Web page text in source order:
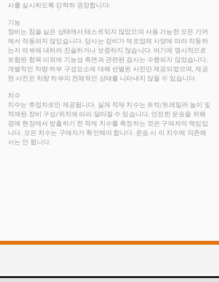
사를 실시하도록 강력히 권장합니다.
기능
장비는 짐을 실은 상태에서 테스트되지 않았으며 사용 가능한 모든 기어
에서 작동되지 않았습니다. 당사는 장비가 제조업체 사양에 따라 작동하
는지 여부에 대하여 진술하거나 보증하지 않습니다. 여기에 명시적으로
포함된 항목 이외에 기능성 측면과 관련된 검사는 수행되지 않았습니다.
개별적인 차량 하부 구성요소에 대해 선별된 사진만 제공되었으며, 제공
된 사진은 차량 하부의 전체적인 상태를 나타내지 않을 수 있습니다.
치수
치수는 추정치로만 제공됩니다. 실제 적재 치수는 트럭/트레일러 높이 및
적재된 장비 구성/위치에 따라 달라질 수 있습니다. 안전한 운송을 위해
경매 현장에서 방출하기 전 적재 치수를 측정하는 것은 구매자의 책임입
니다. 모든 치수는 구매자가 확인해야 합니다. 운송 시 이 치수에 의존해
서는 안 됩니다.